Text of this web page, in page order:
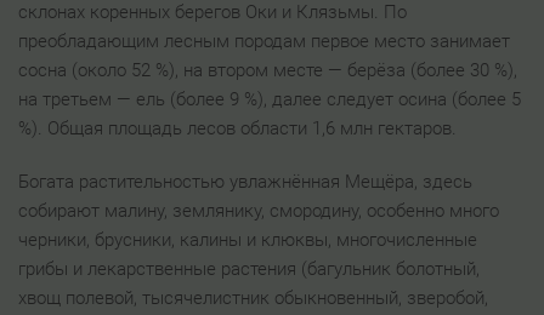
склонах коренных берегов Оки и Клязьмы. По
преобладающим лесным породам первое место занимает
сосна (около 52 %), на втором месте — берёза (более 30 %),
на третьем — ель (более 9 %), далее следует осина (более 5
%). Общая площадь лесов области 1,6 млн гектаров.
Богата растительностью увлажнённая Мещёра, здесь
собирают малину, землянику, смородину, особенно много
черники, брусники, калины и клюквы, многочисленные
грибы и лекарственные растения (багульник болотный,
хвощ полевой, тысячелистник обыкновенный, зверобой,